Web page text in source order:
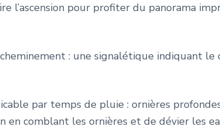
l’ascension pour profiter du panorama
: une signalétique indiquant le
par temps de pluie : ornières
en comblant les ornières et de dévier les